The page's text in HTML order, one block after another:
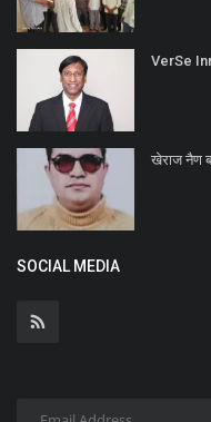
VerSe
खेराज नैण
SOCIAL MEDIA